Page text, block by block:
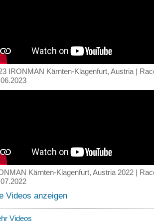
IRONMAN Kärnten-Klagenfurt, Austria |
Kärnten-Klagenfurt, Austria 2022 |
Videos anzeigen
Videos